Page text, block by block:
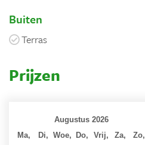
Buiten
Terras
Prijzen
Augustus 2026
Ma,
Di, Woe, Do, Vrij, Za,
Zo,